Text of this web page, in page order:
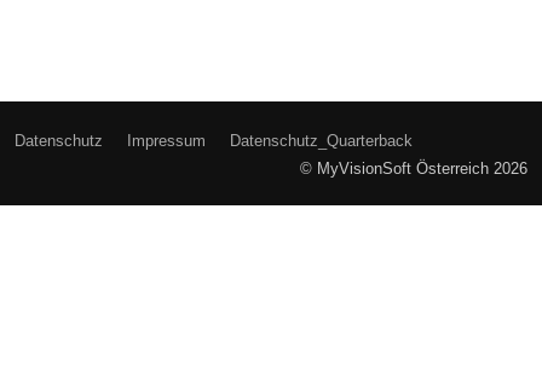
Datenschutz Impressum
Datenschutz_Quarterback
© MyVisionSoft Österreich 2026